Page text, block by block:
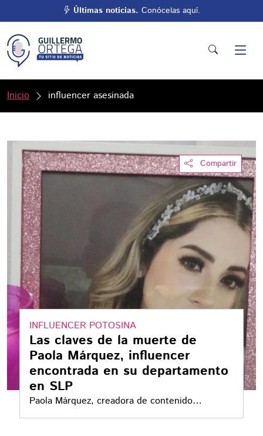
Últimas noticias. Conócelas aquí.
Inicio influencer asesinada
Compartir
INFLUENCER POTOSINA
Las claves de la muerte de
Paola Márquez, influencer
encontrada en su departamento
en SLP
Paola Márquez, creadora de contenido
originaria de Huehuetlán, fue encontrada sin